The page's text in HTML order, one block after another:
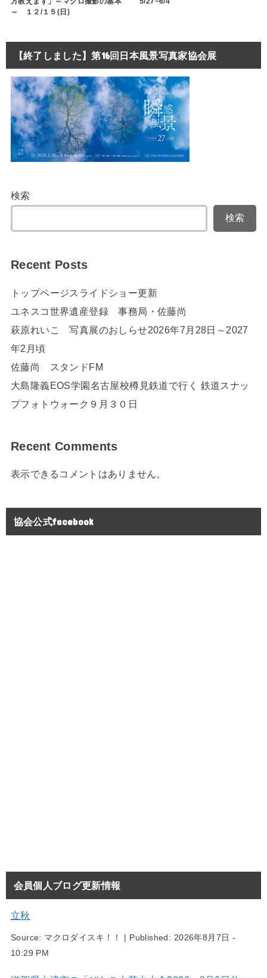
～ １２/１５(日)
【終了しました】第16回日本風景写真家協会展
検索
検索
Recent Posts
トップページスライドショー更新
ユネスコ世界遺産登録 事務局・佐藤尚
萩原れいこ 写真展のおしらせ2026年7月28日～2027
年2月頃
佐藤尚 スタンドFM
大島隆義EOS学園名古屋校樽見鉄道で行く 鉄道スナッ
プフォトウォーク９月３０日
Recent Comments
表示できるコメントはありません。
協会公式facebook
会員個人ブログ更新情報
立秋
Source: マクロダイスキ！！ | Published: 2026年8月7日 -
10:29 PM